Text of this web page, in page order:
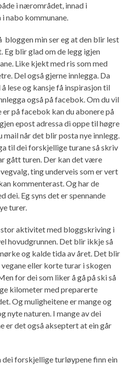
i nærområdet, innad i
i nabo kommunane.
min ser eg at den blir lest
Eg blir glad om de legg igjen
Like kjekt med ris som med
Del også gjerne innlegga. Da
lese og kansje få inspirasjon til
også på facebok. Om du vil
på facebok kan du abonere på
epost adressa di oppe til høgre
mail når det blir posta nye innlegg.
til dei forskjellige turane så skriv
gått turen. Der kan det være
ting underveis som er vert
kommenterast. Og har de
dei. Eg syns det er spennande
turer.
stor aktivitet med bloggskriving i
hovudgrunnen. Det blir ikkje så
og kalde tida av året. Det blir
eller korte turar i skogen
for dei som liker å gå på ski så
kilometer med preparerte
Og muligheitene er mange og
nyte naturen. I mange av dei
er det også akseptert at ein går
forskjellige turløypene finn ein